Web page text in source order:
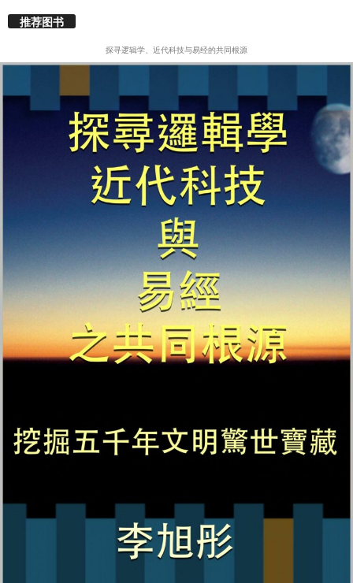
推荐图书
探寻逻辑学、近代科技与易经的共同根源